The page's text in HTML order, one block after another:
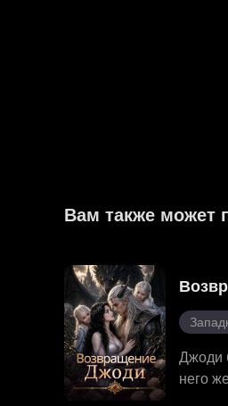
Вам также может
Джоди
него